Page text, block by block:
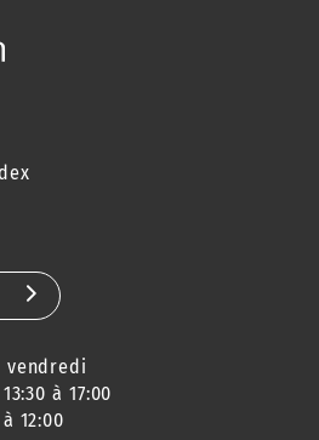
vendredi
à 17:00
12:00